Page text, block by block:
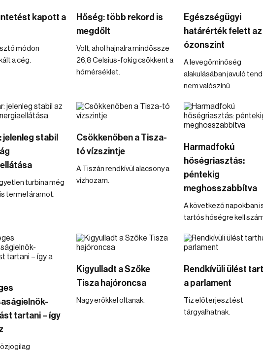
kapott a
módon
a cég.
Hőség: több rekord is
megdőlt
Volt, ahol hajnalra mindössze
26,8 Celsius-fokig csökkent a
hőmérséklet.
Egészségügyi
határérték felett az
ózonszint
A levegőminőség
alakulásában javuló
nem valószínű.
jelenleg stabil
turbina még
termel áramot.
Csökkenőben a Tisza-
tó vízszintje
A Tiszán rendkívül alacsony a
vízhozam.
Harmadfokú
hőségriasztás:
péntekig
meghosszabbítva
A következő napokban
tartós hőségre kell
tartani – így
Kigyulladt a Szőke
Tisza hajóroncsa
Nagy erőkkel oltanak.
Rendkívüli ülést
a parlament
Tíz előterjesztést
tárgyalhatnak.